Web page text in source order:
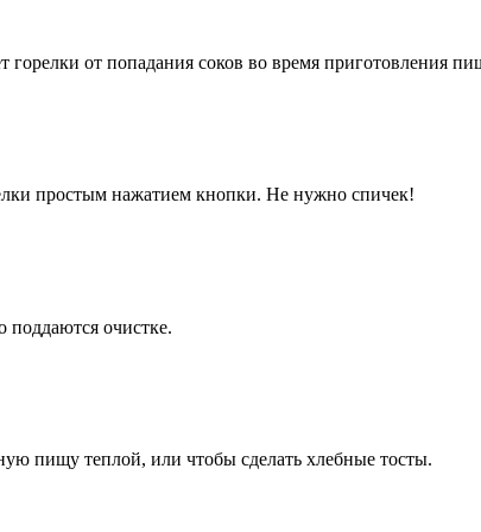
горелки от попадания соков во время приготовления
простым нажатием кнопки. Не нужно спичек!
очистке.
пищу теплой, или чтобы сделать хлебные тосты.